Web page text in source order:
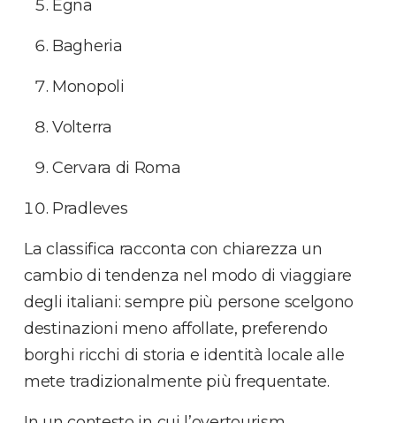
Egna
Bagheria
Monopoli
Volterra
Cervara di Roma
Pradleves
La classifica racconta con chiarezza un
cambio di tendenza nel modo di viaggiare
degli italiani: sempre più persone scelgono
destinazioni meno affollate, preferendo
borghi ricchi di storia e identità locale alle
mete tradizionalmente più frequentate.